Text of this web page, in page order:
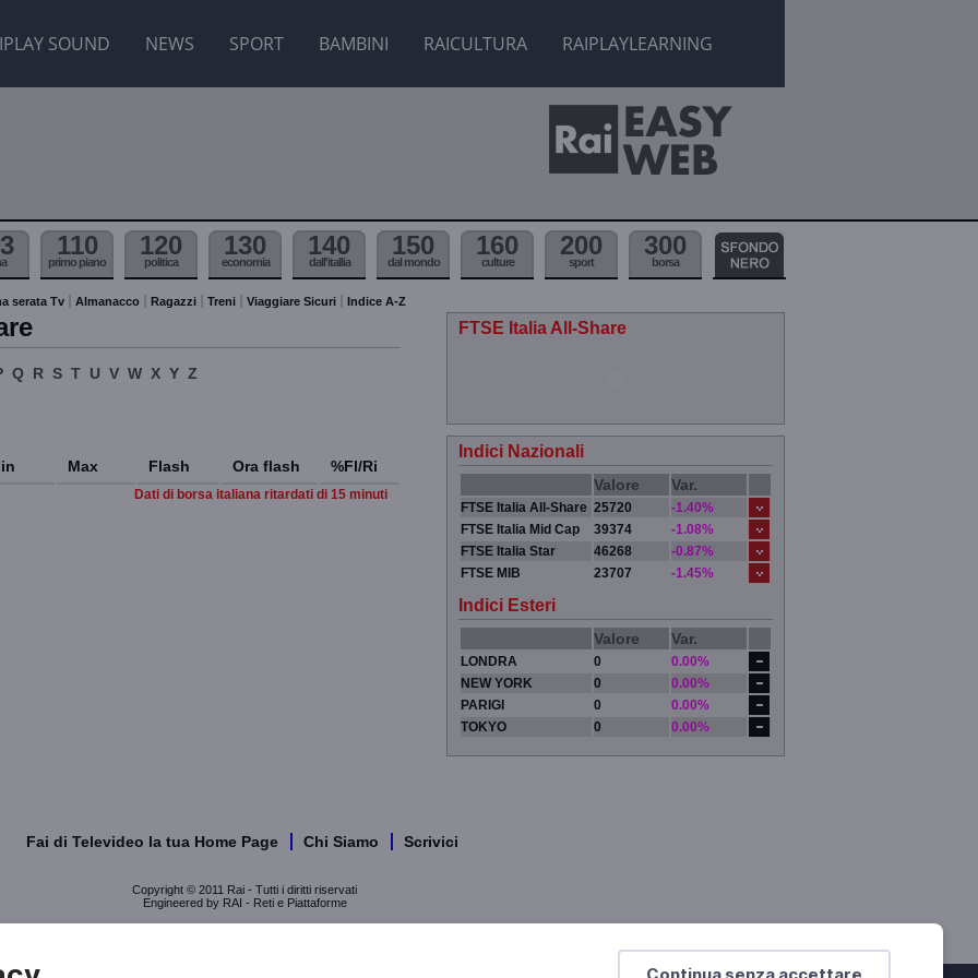
SOUND NEWS SPORT BAMBINI RAICULTURA RAIPLAYLEARNING
Continua senza accettare
110
primo piano
120
politica
130
economia
140
dall'itallia
150
dal mondo
160
culture
200
sport
300
borsa
serata Tv Almanacco Ragazzi Treni Viaggiare Sicuri Indice A-Z
Q R S T U V W X Y Z
Max Flash Ora flash %Fl/Ri
Dati di borsa italiana ritardati di 15 minuti
FTSE Italia All-Share
Indici Nazionali
Valore Var.
FTSE Italia All-Share 25720
-1.40%
FTSE Italia Mid Cap
39374
-1.08%
FTSE Italia Star
46268
-0.87%
FTSE MIB
23707 -1.45%
Indici Esteri
Valore Var.
LONDRA 0
0.00%
NEW YORK
0
0.00%
PARIGI
0
0.00%
TOKYO
0 0.00%
Fai di Televideo la tua Home Page Chi Siamo Scrivici
Copyright © 2011 Rai - Tutti i diritti riservati
Engineered by RAI - Reti e Piattaforme